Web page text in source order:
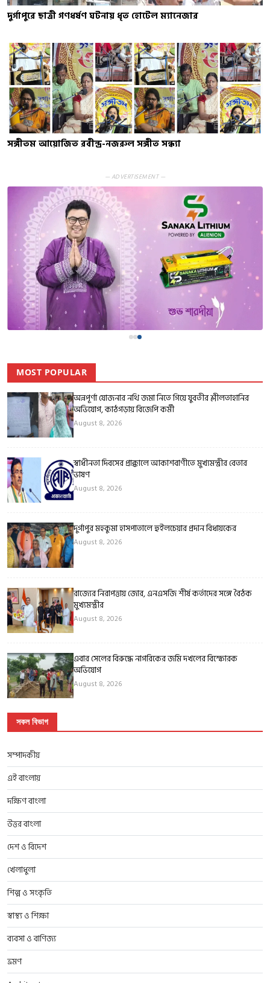
দুর্গাপুরে ছাত্রী গণধর্ষণ ঘটনায় ধৃত হোটেল ম্যানেজার
সঙ্গীতম আয়োজিত রবীন্দ্র-নজরুল সঙ্গীত সন্ধ্যা
— ADVERTISEMENT —
MOST POPULAR
অন্নপূর্ণা যোজনার নথি জমা নিতে গিয়ে যুবতীর শ্লীলতাহানির
অভিযোগ, কাঠগড়ায় বিজেপি কর্মী
August 8, 2026
স্বাধীনতা দিবসের প্রাক্কালে আকাশবাণীতে মুখ্যমন্ত্রীর বেতার
ভাষণ
August 8, 2026
দুর্গাপুর মহকুমা হাসপাতালে হুইলচেয়ার প্রদান বিধায়কের
August 8, 2026
রাজ্যের নিরাপত্তায় জোর, এনএসজি শীর্ষ কর্তাদের সঙ্গে বৈঠক
মুখ্যমন্ত্রীর
August 8, 2026
এবার সেলের বিরুদ্ধে নাগরিকের জমি দখলের বিস্ফোরক
অভিযোগ
August 8, 2026
সকল বিভাগ
সম্পাদকীয়
এই বাংলায়
দক্ষিণ বাংলা
উত্তর বাংলা
দেশ ও বিদেশ
খেলাধুলা
শিল্প ও সংকৃতি
স্বাস্থ্য ও শিক্ষা
ব্যবসা ও বাণিজ্য
ভ্রমণ